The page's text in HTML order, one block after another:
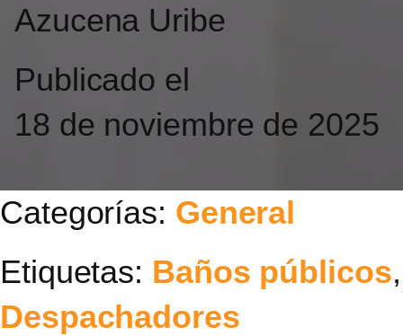
Azucena Uribe
Publicado el
18 de noviembre de 2025
Categorías: General
Etiquetas: Baños públicos,
Despachadores